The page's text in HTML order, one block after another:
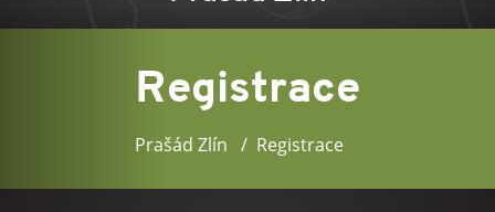
Registrace
Prašád Zlín Registrace